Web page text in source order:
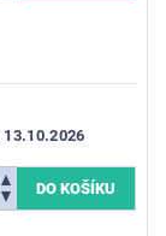
13.10.2026